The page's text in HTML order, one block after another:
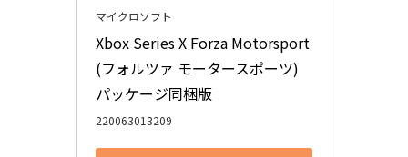
マイクロソフト
Xbox Series X​ Forza Motorsport
(フォルツァ モータースポーツ)
パッケージ同梱版
220063013209